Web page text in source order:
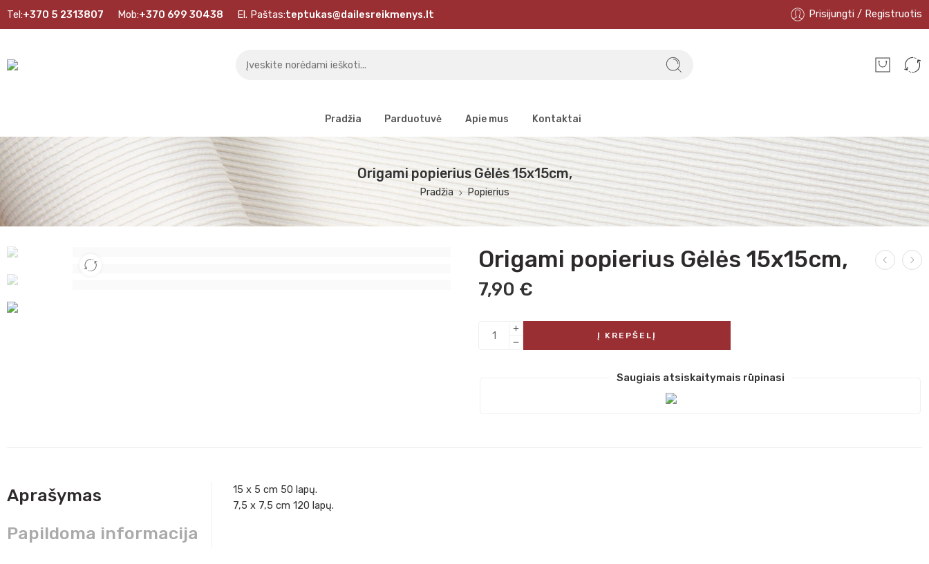
Tel:+370 5 2313807 Mob:+370 699 30438 El. Paštas:teptukas@dailesreikmenys.lt Prisijungti / Registruotis
Pradžia Parduotuvė Apie mus Kontaktai
Origami popierius Gėlės 15x15cm,
Pradžia Popierius
Origami popierius Gėlės 15x15cm,
7,90 €
Į KREPŠELĮ
Saugiais atsiskaitymais rūpinasi
Aprašymas
Papildoma informacija
15 x 5 cm 50 lapų.
7,5 x 7,5 cm 120 lapų.